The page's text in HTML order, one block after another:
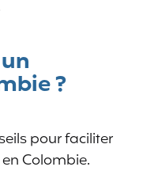
?
pour faciliter
Colombie.